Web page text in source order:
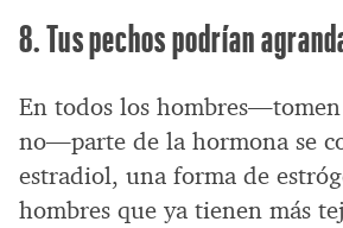
8. Tus pechos podrían
En todos los
no—parte de la hormona se
estradiol, una forma de
hombres que ya tienen más